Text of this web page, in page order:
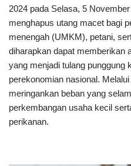
2024 pada Selasa, 5
menghapus utang macet bagi
menengah (UMKM), petani,
diharapkan dapat memberikan
yang menjadi tulang punggung
perekonomian nasional.
meringankan beban yang
perkembangan usaha kecil
perikanan.